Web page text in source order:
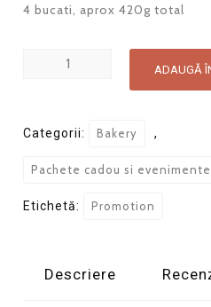
4 bucati, aprox 420g total
Cantitate
briose
zmeura
si fistic
ADAUGĂ
Categorii: Bakery ,
Pachete cadou si
Etichetă: Promotion
Descriere